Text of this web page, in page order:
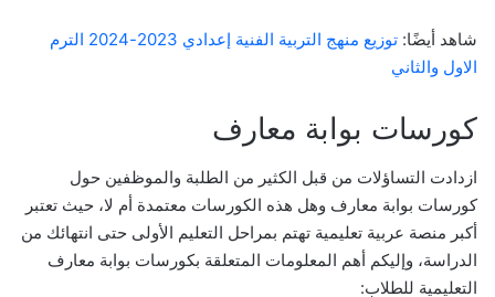
شاهد أيضًا:
توزيع منهج التربية الفنية إعدادي 2023-2024 الترم
الاول والثاني
كورسات بوابة معارف
ازدادت التساؤلات من قبل الكثير من الطلبة والموظفين حول
كورسات بوابة معارف وهل هذه الكورسات معتمدة أم لا، حيث تعتبر
أكبر منصة عربية تعليمية تهتم بمراحل التعليم الأولى حتى انتهائك من
الدراسة، وإليكم أهم المعلومات المتعلقة بكورسات بوابة معارف
التعليمية للطلاب: